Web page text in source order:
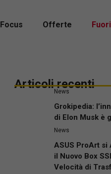
Focus Offerte
Articoli recenti
News
Grokipedia:
di Elon Musk è
News
ASUS ProArt si
il Nuovo Box
Velocità di